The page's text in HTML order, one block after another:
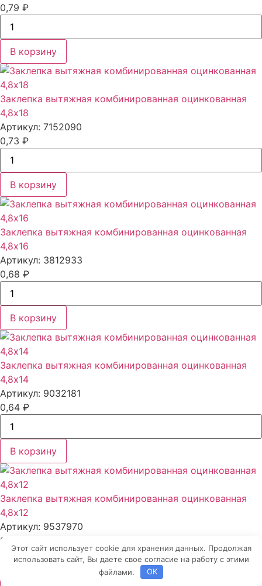
0,79 ₽
В корзину
Заклепка вытяжная комбинированная оцинкованная
4,8x18
Артикул: 7152090
0,73 ₽
В корзину
Заклепка вытяжная комбинированная оцинкованная
4,8x16
Артикул: 3812933
0,68 ₽
В корзину
Заклепка вытяжная комбинированная оцинкованная
4,8x14
Артикул: 9032181
0,64 ₽
В корзину
Заклепка вытяжная комбинированная оцинкованная
4,8x12
Артикул: 9537970
0,62
Этот сайт использует cookie для хранения данных. Продолжая
использовать сайт, Вы даете свое согласие на работу с этими
файлами.
OK